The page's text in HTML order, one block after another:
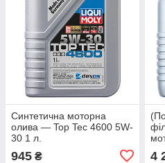
Синтетична моторна
олива — Top Tec 4600 5W-
30 1 л.
945 ₴ 4